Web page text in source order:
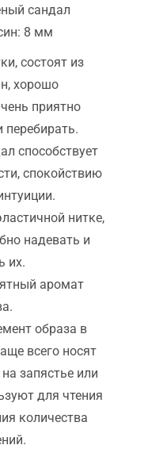
сандал
8 мм
состоят из
хорошо
приятно
перебирать.
способствует
спокойствию
нитке,
надевать и
их.
аромат
образа в
всего носят
запястье или
для чтения
количества